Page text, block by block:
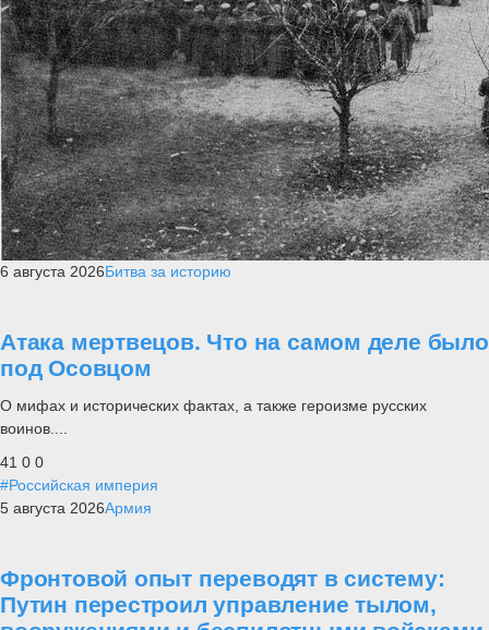
6 августа 2026Битва за историю
Атака мертвецов. Что на самом деле было
под Осовцом
О мифах и исторических фактах, а также героизме русских
воинов....
41 0 0
#Российская империя
5 августа 2026Армия
Фронтовой опыт переводят в систему:
Путин перестроил управление тылом,